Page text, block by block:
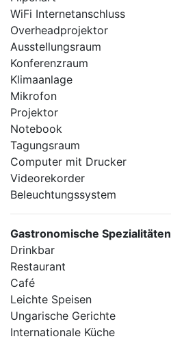
WiFi Internetanschluss
Overheadprojektor
Ausstellungsraum
Konferenzraum
Klimaanlage
Mikrofon
Projektor
Notebook
Tagungsraum
Computer mit Drucker
Videorekorder
Beleuchtungssystem
Gastronomische Spezialitäten
Drinkbar
Restaurant
Café
Leichte Speisen
Ungarische Gerichte
Internationale Küche